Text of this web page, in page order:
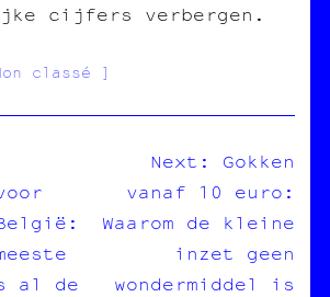
cijfers verbergen.
classé
al de
Next:
Gokken
vanaf 10 euro:
Waarom de kleine
inzet geen
wondermiddel is